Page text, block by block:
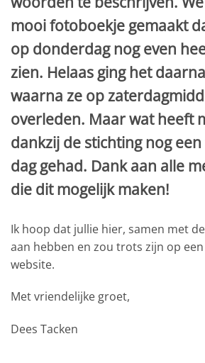
mooi fotoboekje gemaakt
op donderdag nog even
zien. Helaas ging het
waarna ze op
overleden. Maar wat heeft
dankzij de stichting nog
dag gehad. Dank aan alle
die dit mogelijk maken!
Ik hoop dat jullie hier, samen met
aan hebben en zou trots zijn op
website.
Met vriendelijke groet,
Dees Tacken